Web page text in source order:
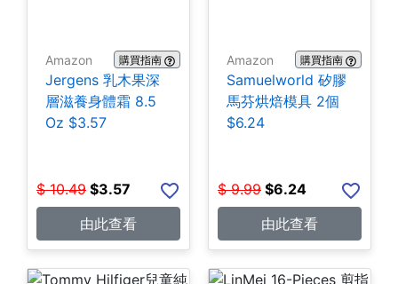
Amazon 購買指南
Jergens 乳木果深
層滋養身體霜 8.5
Oz $3.57
$ 10.49 $3.57
由此查看
Amazon 購買指南
Samuelworld 矽膠
馬芬烘焙模具 2個
$6.24
$ 9.99 $6.24
由此查看